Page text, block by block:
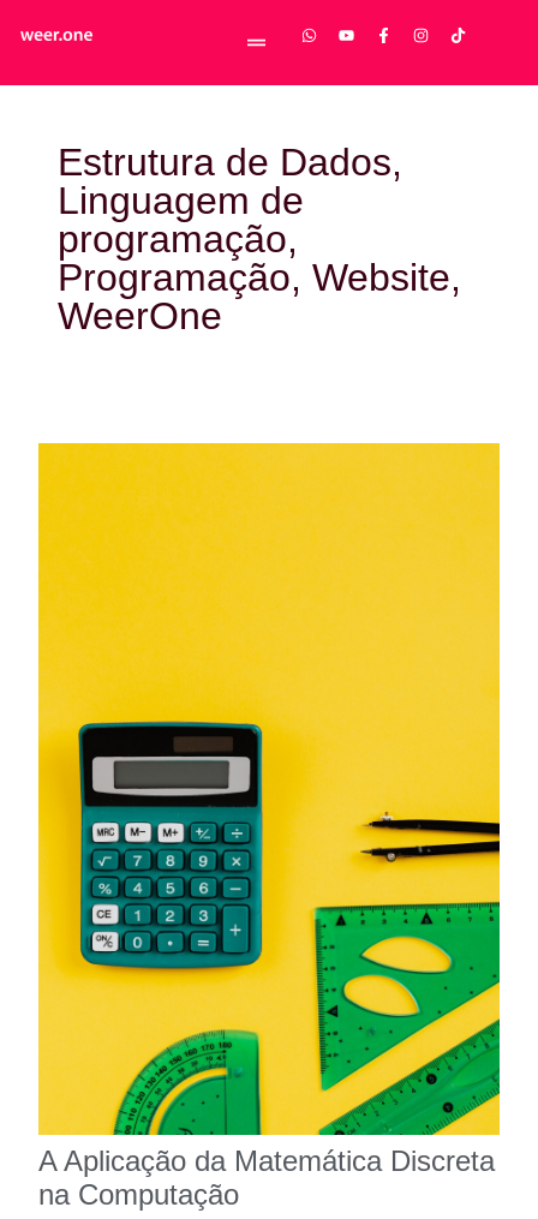
Estrutura de Dados,
Linguagem de
programação,
Programação, Website,
WeerOne
A Aplicação da Matemática Discreta
na Computação